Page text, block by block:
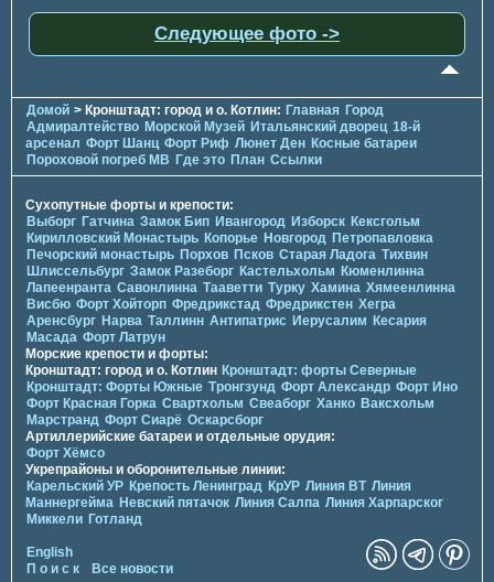
Следующее фото ->
Домой > Кронштадт: город и о. Котлин: Главная Город
Адмиралтейство Морской Музей Итальянский дворец 18-й
арсенал Форт Шанц Форт Риф Люнет Ден Косные батареи
Пороховой погреб МВ Где это План Ссылки
Сухопутные форты и крепости:
Выборг Гатчина Замок Бип Ивангород Изборск Кексгольм
Кирилловский Монастырь Копорье Новгород Петропавловка
Печорcкий монастырь Порхов Псков Старая Ладога Тихвин
Шлиссельбург Замок Разеборг Кастельхольм Кюменлинна
Лапеенранта Савонлинна Тааветти Турку Хамина Хямеенлинна
Висбю Форт Хойторп Фредрикстад Фредрикстен Хегра
Аренсбург Нарва Таллинн Антипатрис Иерусалим Кесария
Масада Форт Латрун
Морские крепости и форты:
Кронштадт: город и о. Котлин Кронштадт: форты Северные
Кронштадт: Форты Южные Тронгзунд Форт Александр Форт Ино
Форт Красная Горка Свартхольм Свеаборг Ханко Ваксхольм
Марстранд Форт Сиарё Оскарсборг
Артиллерийские батареи и отдельные орудия:
Форт Хёмсо
Укрепрайоны и оборонительные линии:
Карельский УР Крепость Ленинград КрУР Линия ВТ Линия
Маннергейма Невский пятачок Линия Салпа Линия Харпарског
Миккели Готланд
English
П о и с к
Все новости